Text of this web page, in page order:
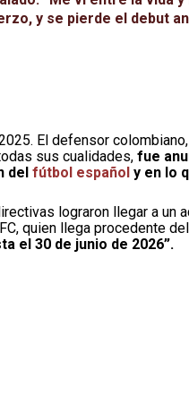
y se pierde el debut
El defensor
sus cualidades, fue
del fútbol español y en lo
lograron llegar a un
quien llega procedente
el 30 de junio de 2026”.